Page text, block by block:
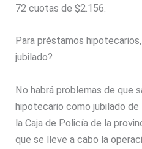
72 cuotas de $2.156.
Para préstamos
jubilado?
No habrá problemas de que
hipotecario como jubilado
la Caja de Policía de la
que se lleve a cabo la